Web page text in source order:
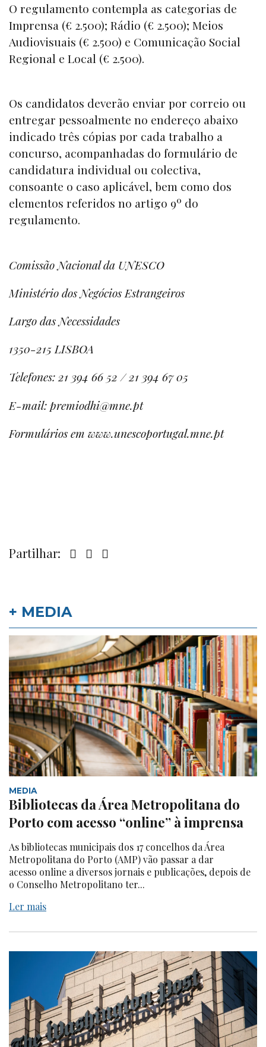
O regulamento contempla as categorias de
Imprensa (€ 2.500); Rádio (€ 2.500); Meios
Audiovisuais (€ 2.500) e Comunicação Social
Regional e Local (€ 2.500).
Os candidatos deverão enviar por correio ou
entregar pessoalmente no endereço abaixo
indicado três cópias por cada trabalho a
concurso, acompanhadas do formulário de
candidatura individual ou colectiva,
consoante o caso aplicável, bem como dos
elementos referidos no artigo 9º do
regulamento.
Comissão Nacional da UNESCO
Ministério dos Negócios Estrangeiros
Largo das Necessidades
1350-215 LISBOA
Telefones: 21 394 66 52 / 21 394 67 05
E-mail: premiodhi@mne.pt
Formulários em www.unescoportugal.mne.pt
Partilhar:
+ MEDIA
MEDIA
Bibliotecas da Área Metropolitana do
Porto com acesso “online” à imprensa
As bibliotecas municipais dos 17 concelhos da Área
Metropolitana do Porto (AMP) vão passar a dar
acesso online a diversos jornais e publicações, depois de
o Conselho Metropolitano ter...
Ler mais